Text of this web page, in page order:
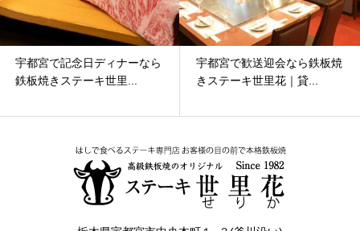
宇都宮で記念日ディナーなら
鉄板焼きステーキ世里...
宇都宮で歓送迎会なら鉄板焼
きステーキ世里花｜貸...